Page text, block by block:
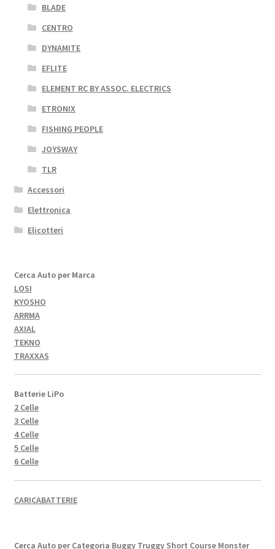
BLADE
CENTRO
DYNAMITE
EFLITE
ELEMENT RC BY ASSOC. ELECTRICS
ETRONIX
FISHING PEOPLE
JOYSWAY
TLR
Accessori
Elettronica
Elicotteri
Cerca Auto per Marca
LOSI
KYOSHO
ARRMA
AXIAL
TEKNO
TRAXXAS
Batterie LiPo
2 Celle
3 Celle
4 Celle
5 Celle
6 Celle
CARICABATTERIE
Cerca Auto per Categoria Buggy Truggy Short Course Monster